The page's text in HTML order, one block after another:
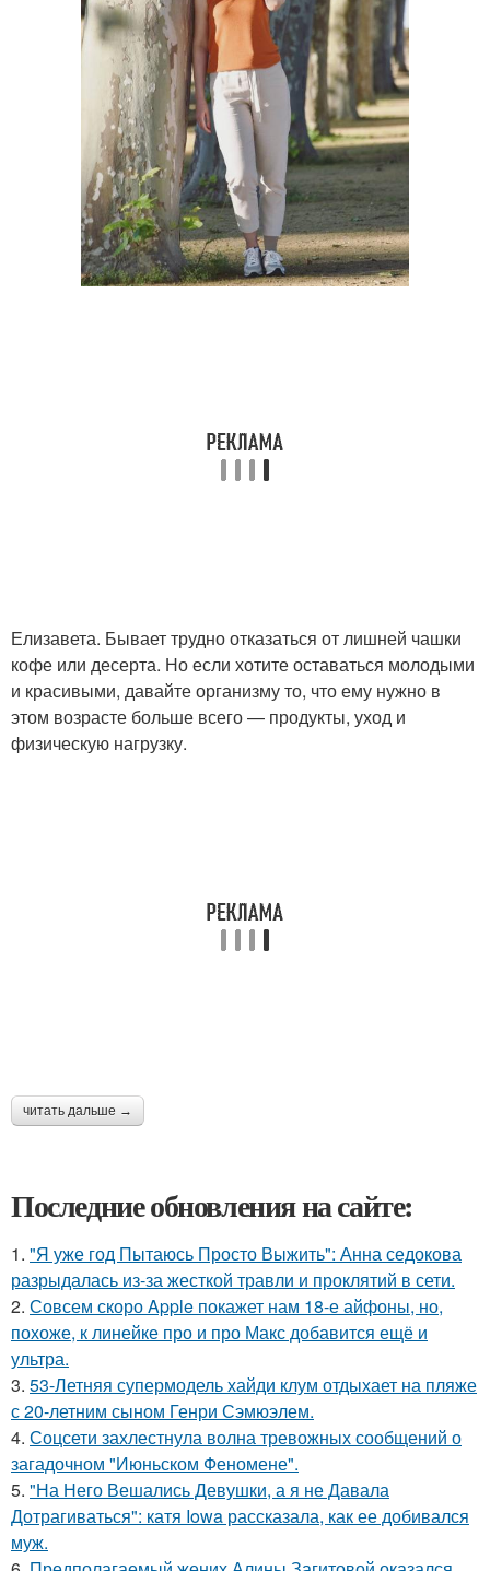
Елизавета. Бывает трудно отказаться от лишней чашки
кофе или десерта. Но если хотите оставаться молодыми
и красивыми, давайте организму то, что ему нужно в
этом возрасте больше всего — продукты, уход и
физическую нагрузку.
читать дальше →
Последние обновления на сайте:
1. "Я уже год Пытаюсь Просто Выжить": Анна седокова
разрыдалась из-за жесткой травли и проклятий в сети.
2. Совсем скоро Apple покажет нам 18-е айфоны, но,
похоже, к линейке про и про Макс добавится ещё и
ультра.
3. 53-Летняя супермодель хайди клум отдыхает на пляже
с 20-летним сыном Генри Сэмюэлем.
4. Соцсети захлестнула волна тревожных сообщений о
загадочном "Июньском Феномене".
5. "На Него Вешались Девушки, а я не Давала
Дотрагиваться": катя Iowa рассказала, как ее добивался
муж.